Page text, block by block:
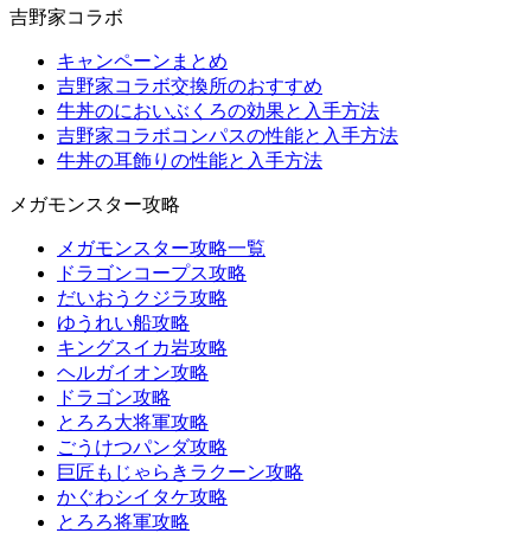
吉野家コラボ
キャンペーンまとめ
吉野家コラボ交換所のおすすめ
牛丼のにおいぶくろの効果と入手方法
吉野家コラボコンパスの性能と入手方法
牛丼の耳飾りの性能と入手方法
メガモンスター攻略
メガモンスター攻略一覧
ドラゴンコープス攻略
だいおうクジラ攻略
ゆうれい船攻略
キングスイカ岩攻略
ヘルガイオン攻略
ドラゴン攻略
とろろ大将軍攻略
ごうけつパンダ攻略
巨匠もじゃらきラクーン攻略
かぐわシイタケ攻略
とろろ将軍攻略